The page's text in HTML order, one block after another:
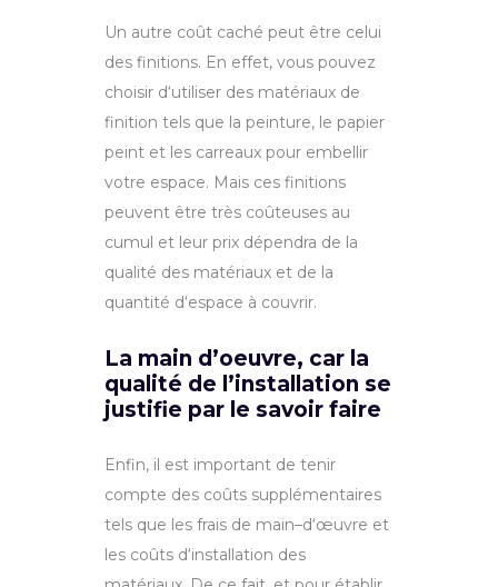
Un autre coût caché peut être celui
des finitions. En effet, vous pouvez
choisir d‘utiliser des matériaux de
finition tels que la peinture, le papier
peint et les carreaux pour embellir
votre espace. Mais ces finitions
peuvent être très coûteuses au
cumul et leur prix dépendra de la
qualité des matériaux et de la
quantité d‘espace à couvrir.
La main d’oeuvre, car la
qualité de l’installation se
justifie par le savoir faire
Enfin, il est important de tenir
compte des coûts supplémentaires
tels que les frais de main–d‘œuvre et
les coûts d‘installation des